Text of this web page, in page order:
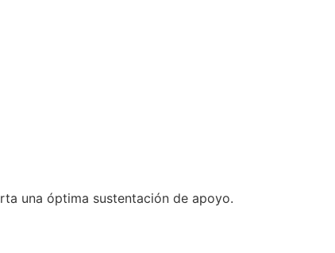
una óptima sustentación de apoyo.